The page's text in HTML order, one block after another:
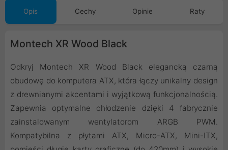
Opis Cechy Opinie Raty
Montech XR Wood Black
Odkryj Montech XR Wood Black elegancką czarną
obudowę do komputera ATX, która łączy unikalny design
z drewnianymi akcentami i wyjątkową funkcjonalnością.
Zapewnia optymalne chłodzenie dzięki 4 fabrycznie
zainstalowanym wentylatorom ARGB PWM.
Kompatybilna z płytami ATX, Micro-ATX, Mini-ITX,